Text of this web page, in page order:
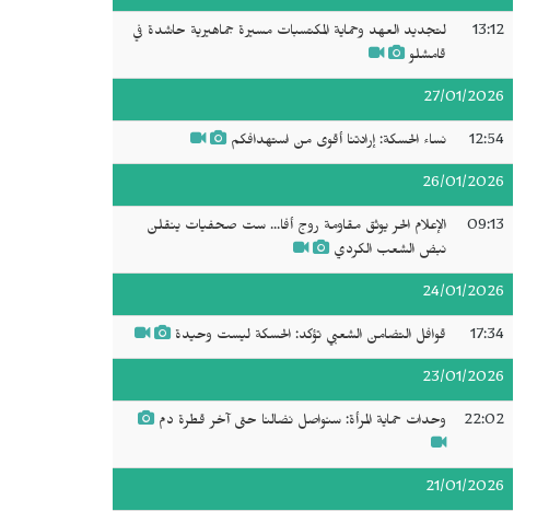
13:12
لتجديد العهد وحماية المكتسبات مسيرة جماهيرية حاشدة في
قامشلو
27/01/2026
12:54 نساء الحسكة: إرادتنا أقوى من استهدافكم
26/01/2026
09:13
الإعلام الحر يوثق مقاومة روج أفا... ست صحفيات ينقلن
نبض الشعب الكردي
24/01/2026
17:34 قوافل التضامن الشعبي تؤكد: الحسكة ليست وحيدة
23/01/2026
22:02 وحدات حماية المرأة: سنواصل نضالنا حتى آخر قطرة دم
21/01/2026